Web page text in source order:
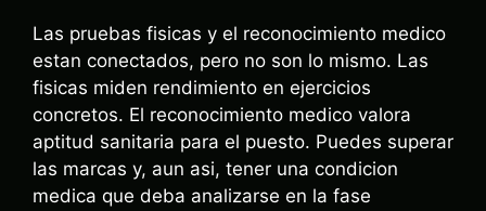
Las pruebas fisicas y el reconocimiento medico
estan conectados, pero no son lo mismo. Las
fisicas miden rendimiento en ejercicios
concretos. El reconocimiento medico valora
aptitud sanitaria para el puesto. Puedes superar
las marcas y, aun asi, tener una condicion
medica que deba analizarse en la fase